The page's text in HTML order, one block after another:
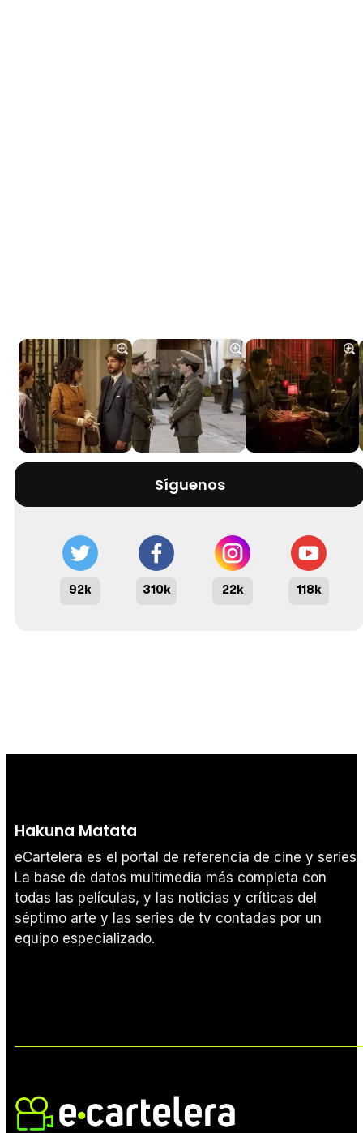
Síguenos
92k 310k 22k 118k
Hakuna Matata
eCartelera es el portal de referencia de cine y series.
La base de datos multimedia más completa con
todas las películas, y las noticias y críticas del
séptimo arte y las series de tv contadas por un
equipo especializado.